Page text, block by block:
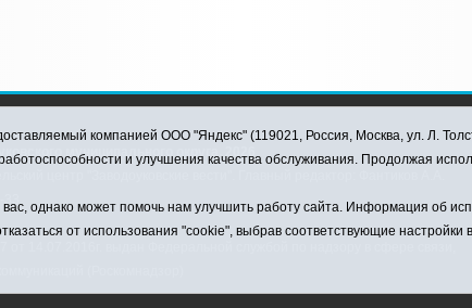
муниципального округа, 2026
компанией ООО "Яндекс" (119021, Россия, Москва, ул. Л.
и улучшения качества обслуживания. Продолжая
однако может помочь нам улучшить работу сайта. Информация об
от использования "cookie", выбрав соответствующие настройки